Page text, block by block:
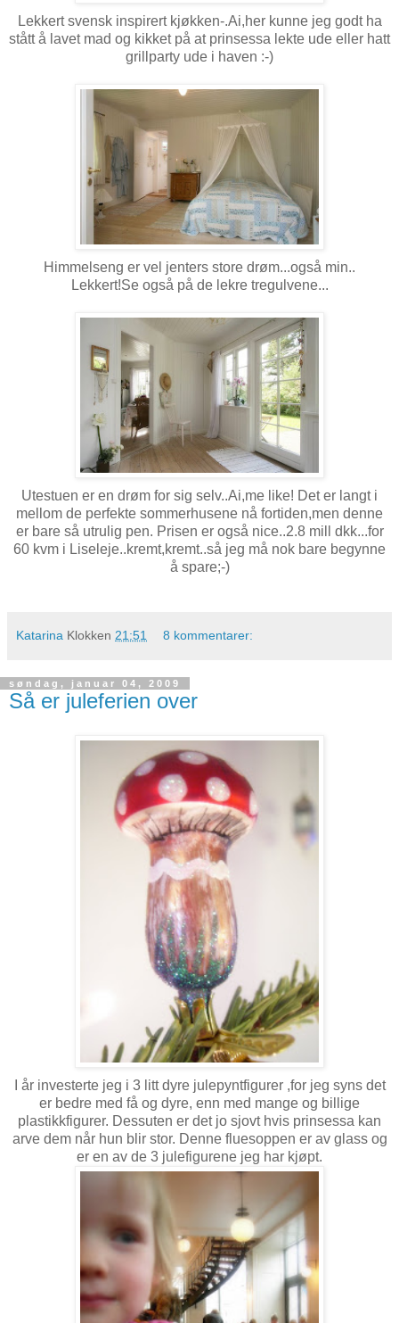
Lekkert svensk inspirert kjøkken-.Ai,her kunne jeg godt ha
stått å lavet mad og kikket på at prinsessa lekte ude eller hatt
grillparty ude i haven :-)
Himmelseng er vel jenters store drøm...også min..
Lekkert!Se også på de lekre tregulvene...
Utestuen er en drøm for sig selv..Ai,me like! Det er langt i
mellom de perfekte sommerhusene nå fortiden,men denne
er bare så utrulig pen. Prisen er også nice..2.8 mill dkk...for
60 kvm i Liseleje..kremt,kremt..så jeg må nok bare begynne
å spare;-)
Katarina Klokken 21:51 8 kommentarer:
søndag, januar 04, 2009
Så er juleferien over
I år investerte jeg i 3 litt dyre julepyntfigurer ,for jeg syns det
er bedre med få og dyre, enn med mange og billige
plastikkfigurer. Dessuten er det jo sjovt hvis prinsessa kan
arve dem når hun blir stor. Denne fluesoppen er av glass og
er en av de 3 julefigurene jeg har kjøpt.